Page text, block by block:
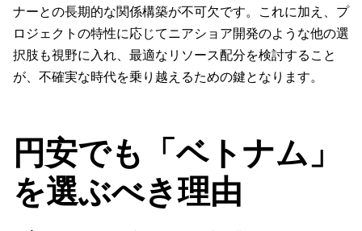
ナーとの長期的な関係構築が不可欠です。これに加え、プ
ロジェクトの特性に応じてニアショア開発のような他の選
択肢も視野に入れ、最適なリソース配分を検討すること
が、不確実な時代を乗り越えるための鍵となります。
円安でも「ベトナム」
を選ぶべき理由